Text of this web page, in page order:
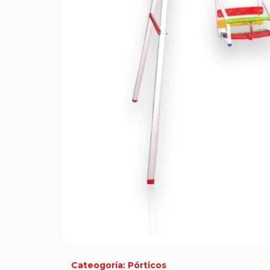
Cateogoría: Pórticos